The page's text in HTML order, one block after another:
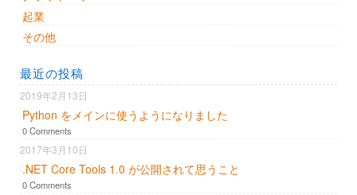
起業
その他
最近の投稿
2019年2月13日
Python をメインに使うようになりました
0 Comments
2017年3月10日
.NET Core Tools 1.0 が公開されて思うこと
0 Comments